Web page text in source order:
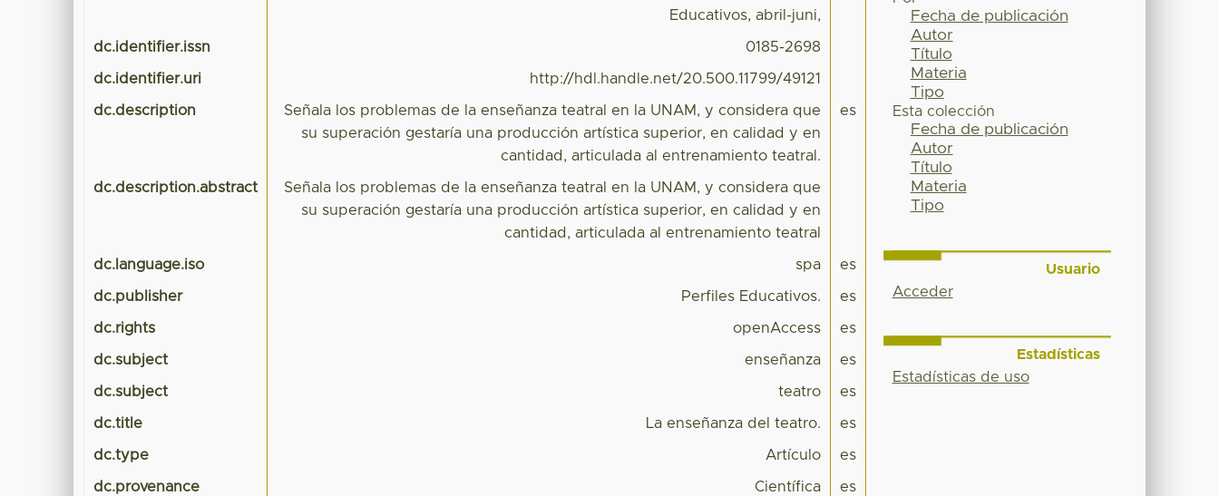
Educativos, abril-juni,
dc.identifier.issn 0185-2698
dc.identifier.uri http://hdl.handle.net/20.500.11799/49121
dc.description
Señala los problemas de la enseñanza teatral en la UNAM, y considera que
su superación gestaría una producción artística superior, en calidad y en
cantidad, articulada al entrenamiento teatral.
es
dc.description.abstract
Señala los problemas de la enseñanza teatral en la UNAM, y considera que
su superación gestaría una producción artística superior, en calidad y en
cantidad, articulada al entrenamiento teatral
dc.language.iso spa es
dc.publisher Perfiles Educativos. es
dc.rights openAccess es
dc.subject enseñanza es
dc.subject teatro es
dc.title La enseñanza del teatro. es
dc.type Artículo es
dc.provenance Científica es
Fecha de publicación
Autor
Título
Materia
Tipo
Esta colección
Fecha de publicación
Autor
Título
Materia
Tipo
Usuario
Acceder
Estadísticas
Estadísticas de uso